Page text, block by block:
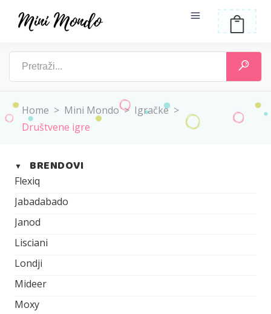
Home > Mini Mondo> Igračke>
Društvene igre
▼ BRENDOVI
Flexiq
Jabadabado
Janod
Lisciani
Londji
Mideer
Moxy